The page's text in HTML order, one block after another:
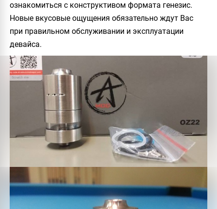
ознакомиться с конструктивом формата генезис.
Новые вкусовые ощущения обязательно ждут Вас
при правильном обслуживании и эксплуатации
девайса.